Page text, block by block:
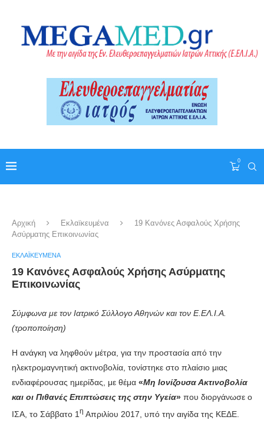
0
Αρχική Εκλαϊκευμένα
19 Κανόνες Ασφαλούς Χρήσης
Ασύρματης Επικοινωνίας
ΕΚΛΑΪΚΕΥΜΈΝΑ
19 Κανόνες Ασφαλούς Χρήσης Ασύρματης
Επικοινωνίας
Σύμφωνα με τον Ιατρικό Σύλλογο Αθηνών και τον Ε.ΕΛ.Ι.Α.
(τροποποίηση)
Η ανάγκη να ληφθούν μέτρα, για την προστασία από την
ηλεκτρομαγνητική ακτινοβολία, τονίστηκε στο πλαίσιο μιας
ενδιαφέρουσας ημερίδας, με θέμα «Μη Ιονίζουσα Ακτινοβολία
και οι Πιθανές Επιπτώσεις της στην Υγεία» που διοργάνωσε ο
ΙΣΑ, το Σάββατο 1 η Απριλίου 2017, υπό την αιγίδα της ΚΕΔΕ.